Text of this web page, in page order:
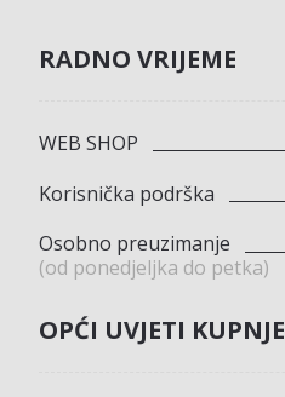
RADNO VRIJEME
WEB SHOP
Korisnička podrška
Osobno preuzimanje
(od ponedjeljka do petka)
OPĆI UVJETI KUPNJE